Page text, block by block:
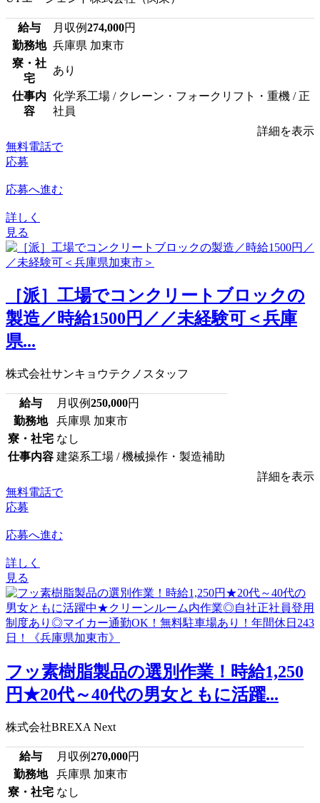
給与 月収例274,000円
勤務地 兵庫県 加東市
寮・社
宅
あり
仕事内
容
化学系工場 / クレーン・フォークリフト・重機 / 正
社員
詳細を表示
無料電話で
応募
応募へ進む
詳しく
見る
［派］工場でコンクリートブロックの
製造／時給1500円／／未経験可＜兵庫
県...
株式会社サンキョウテクノスタッフ
給与 月収例250,000円
勤務地
兵庫県 加東市
寮・社宅 なし
仕事内容 建築系工場 / 機械操作・製造補助
詳細を表示
無料電話で
応募
応募へ進む
詳しく
見る
フッ素樹脂製品の選別作業！時給1,250
円★20代～40代の男女ともに活躍...
株式会社BREXA Next
給与 月収例270,000円
勤務地
兵庫県 加東市
寮・社宅 なし